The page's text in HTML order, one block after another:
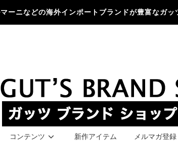
ーニなどの海外インポートブランドが豊富なガッ
コンテンツ 新作アイテム メルマガ登